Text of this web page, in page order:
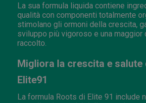
La sua formula liquida contiene
qualità con componenti totalmente
stimolano gli ormoni della crescita,
sviluppo più vigoroso e una maggior
raccolto.
Migliora la crescita e salute
Elite91
La formula Roots di Elite 91 include